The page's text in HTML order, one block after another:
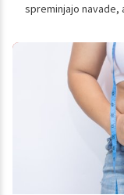
spreminjajo navade,